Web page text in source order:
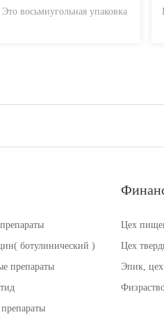
Это восьмиугольная упаковка
ботулинический )
препараты
Цех
Цех
Эпик,